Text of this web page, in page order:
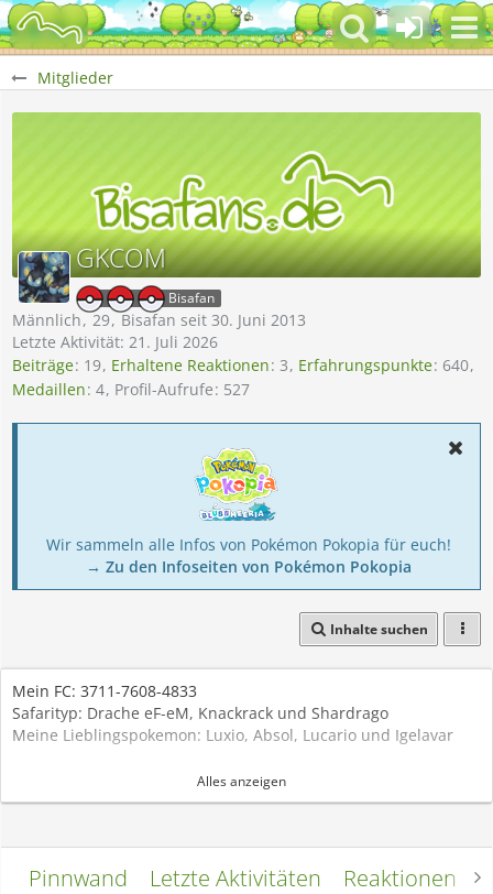
Mitglieder
GKCOM
Bisafan
Männlich 29 Bisafan seit 30. Juni 2013
Letzte Aktivität: 21. Juli 2026
Beiträge 19 Erhaltene Reaktionen 3 Erfahrungspunkte 640
Medaillen 4 Profil-Aufrufe 527
Wir sammeln alle Infos von Pokémon Pokopia für euch!
→ Zu den Infoseiten von Pokémon Pokopia
Inhalte suchen
Mein FC: 3711-7608-4833
Safarityp: Drache eF-eM, Knackrack und Shardrago
Meine Lieblingspokemon: Luxio, Absol, Lucario und Igelavar
Endlich alle 718 im Besitz gehabt
Alles anzeigen
Pinnwand Letzte Aktivitäten Reaktionen